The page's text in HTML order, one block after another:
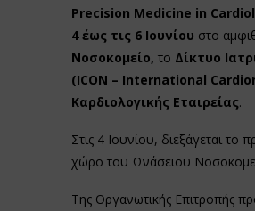
Precision Medicine in
4 έως τις 6 Ιουνίου στο
Νοσοκομείο, το Δίκτυο
(ICON – International
Καρδιολογικής Εταιρείας.
Στις 4 Ιουνίου, διεξάγεται το
χώρο του Ωνάσειου
Της Οργανωτικής Επιτροπής